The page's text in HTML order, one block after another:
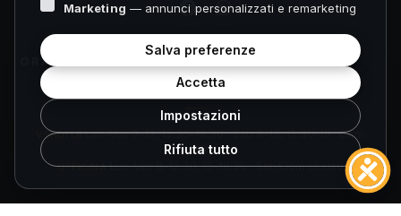
ORARI FOLIGNO
VENDITALun–Ven 9–13, 15:30–19:30 · Sab 9–13, 15:30–19 · Dom
chiuso
OFFICINALun–Ven 8–12:30, 15–18:30 · Sab/Dom chiuso
Marketing — annunci personalizzati e remarketing
Rifiuta tutto
Impostazioni
Accetta
Salva preferenze